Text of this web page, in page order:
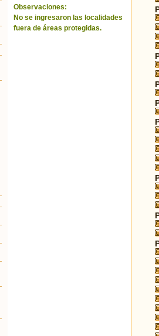
Observaciones:
No se ingresaron las localidades
fuera de áreas protegidas.